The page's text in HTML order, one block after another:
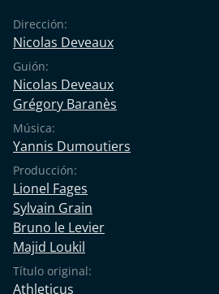
Dirección:
Nicolas Deveaux
Guión:
Nicolas Deveaux
Grégory Baranès
Música:
Yannis Dumoutiers
Producción:
Lionel Fages
Sylvain Grain
Bruno le Levier
Majid Loukil
Título original:
Athleticus